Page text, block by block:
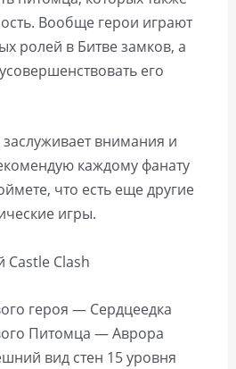
Вообще герои играют
ролей в Битве замков, а
его
внимания и
каждому фанату
что есть еще другие
игры.
героя — Сердцеедка
Питомца — Аврора
вид стен 15 уровня